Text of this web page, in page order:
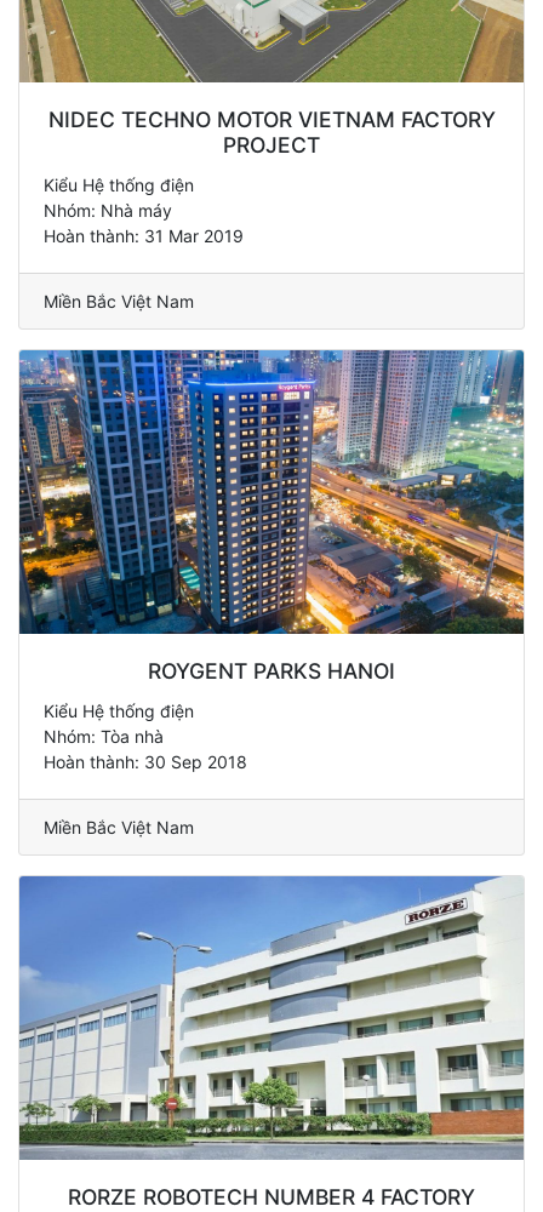
NIDEC TECHNO MOTOR VIETNAM FACTORY
PROJECT
Kiểu Hệ thống điện
Nhóm: Nhà máy
Hoàn thành: 31 Mar 2019
Miền Bắc Việt Nam
ROYGENT PARKS HANOI
Kiểu Hệ thống điện
Nhóm: Tòa nhà
Hoàn thành: 30 Sep 2018
Miền Bắc Việt Nam
RORZE ROBOTECH NUMBER 4 FACTORY